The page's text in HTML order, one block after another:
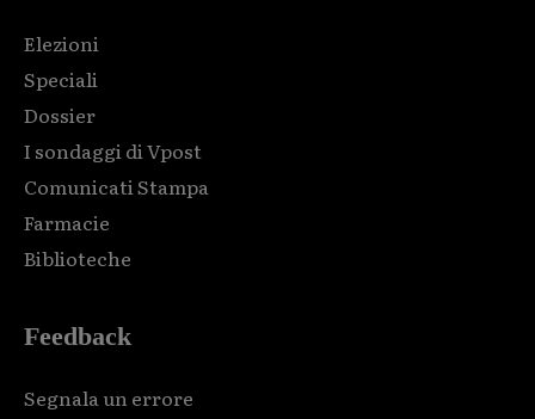
Elezioni
Speciali
Dossier
I sondaggi di Vpost
Comunicati Stampa
Farmacie
Biblioteche
Feedback
Segnala un errore